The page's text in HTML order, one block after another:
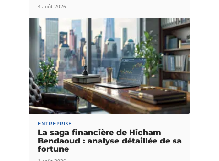
4 août 2026
ENTREPRISE
La saga financière de Hicham
Bendaoud : analyse détaillée de sa
fortune